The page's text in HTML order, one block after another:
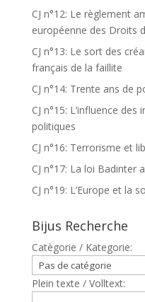
CJ n°12: Le règlement
européenne des Droits
CJ n°13: Le sort des
français de la faillite
CJ n°14: Trente ans de
CJ n°15: L’influence
politiques
CJ n°16: Terrorisme et
CJ n°17: La loi Badinter
CJ n°19: L’Europe et la
Bijus Recherche
Catègorie / Kategorie:
Plein texte / Volltext: